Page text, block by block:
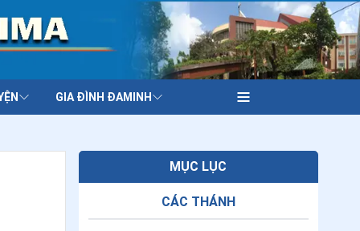
GIA ĐÌNH ĐAMINH
MỤC LỤC
CÁC THÁNH